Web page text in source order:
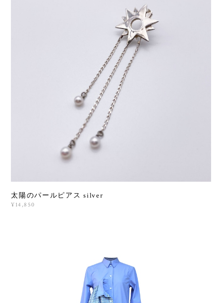
太陽のパールピアス silver
¥14,850